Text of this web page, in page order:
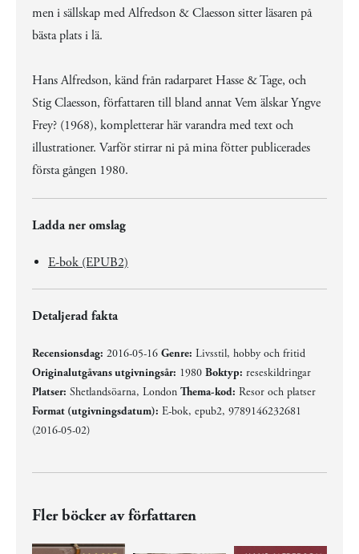
men i sällskap med Alfredson & Claesson sitter läsaren på
bästa plats i lä.
Hans Alfredson, känd från radarparet Hasse & Tage, och
Stig Claesson, författaren till bland annat Vem älskar Yngve
Frey? (1968), kompletterar här varandra med text och
illustrationer. Varför stirrar ni på mina fötter publicerades
första gången 1980.
Ladda ner omslag
E-bok (EPUB2)
Detaljerad fakta
Recensionsdag: 2016-05-16 Genre: Livsstil, hobby och fritid
Originalutgåvans utgivningsår: 1980 Boktyp: reseskildringar
Platser: Shetlandsöarna, London Thema-kod: Resor och platser
Format (utgivningsdatum): E-bok, epub2, 9789146232681
(2016-05-02)
Fler böcker av författaren